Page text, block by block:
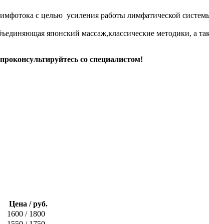
с целью усиления работы лимфатической
японский массаж,классические методики, а
со специалистом!
Цена / руб.
1600 / 1800